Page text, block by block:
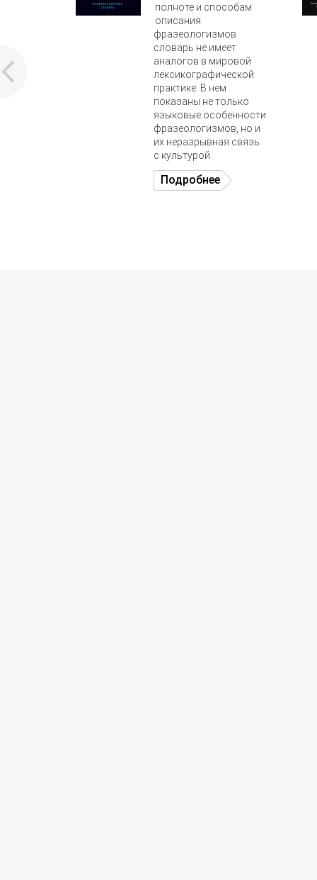
полноте и способам
описания
фразеологизмов
словарь не имеет
аналогов в мировой
лексикографической
практике. В нем
показаны не только
языковые особенности
фразеологизмов, но и
их неразрывная связь
с культурой.
Подробнее